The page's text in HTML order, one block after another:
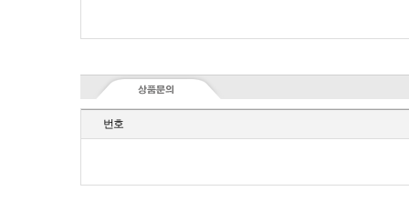
번호